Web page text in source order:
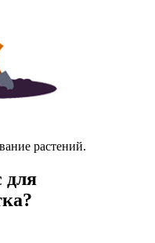
растений.
для